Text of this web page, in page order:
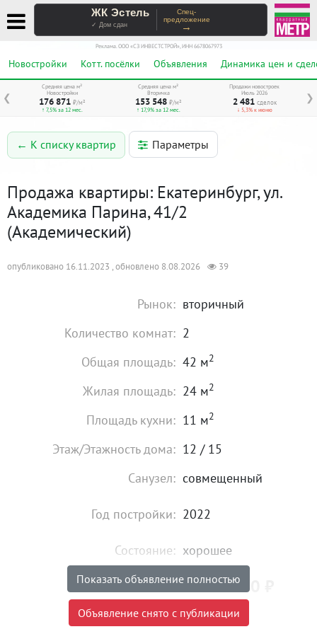
ЖК Эстель
✓ Дом сдан
Спец-
предложение
→
Реклама. ООО «СЗ ИНВЕСТСТРОЙ», ИНН 6678067973
Новостройки Котт. посёлки Объявления Динамика цен и
❮ ❯
Средняя цена м²
Новостройки
176 871 ₽/м²
↑ 7,5% за 12 мес.
Средняя цена м²
Вторичка
153 548 ₽/м²
↑ 17,9% за 12 мес.
Продажи новостроек
Июль 2026
2 481 сделок
↓ 5,3% к июню
← К списку квартир Параметры
Продажа квартиры: Екатеринбург, ул.
Академика Парина, 41/2
(Академический)
опубликовано 16.11.2023 , обновлено 8.08.2026 39
Рынок: вторичный
Количество комнат: 2
Общая площадь: 42 м2
Жилая площадь: 24 м2
Площадь кухни: 11 м2
Этаж/Этажность дома: 12 / 15
Санузел: совмещенный
Год постройки: 2022
Состояние: хорошее
Цена: 4 900 000
Объявление снято с публикации
Показать объявление полностью
Объявление снято с публикации